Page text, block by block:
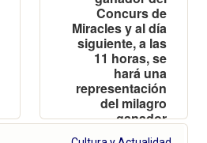
Concurs de
Miracles y al día
siguiente, a las
11 horas, se
hará una
representación
del milagro
ganador